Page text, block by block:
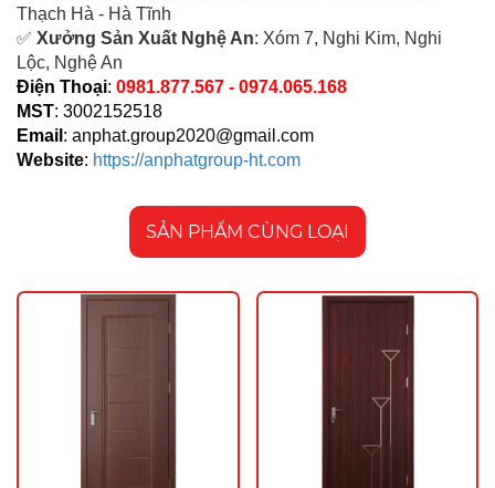
Thạch Hà - Hà Tĩnh
✅ Xưởng Sản Xuất Nghệ An: Xóm 7, Nghi Kim, Nghi
Lộc, Nghệ An
Điện Thoại: 0981.877.567 - 0974.065.168
MST: 3002152518
Email : anphat.group2020@gmail.com
Website: https://anphatgroup-ht.com
SẢN PHẨM CÙNG LOẠI